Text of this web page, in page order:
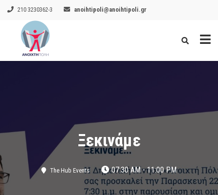
210 3230362-3 anoihtipoli@anoihtipoli.gr
Ξεκινάμε
The Hub Events 07:30 AM - 11:00 PM